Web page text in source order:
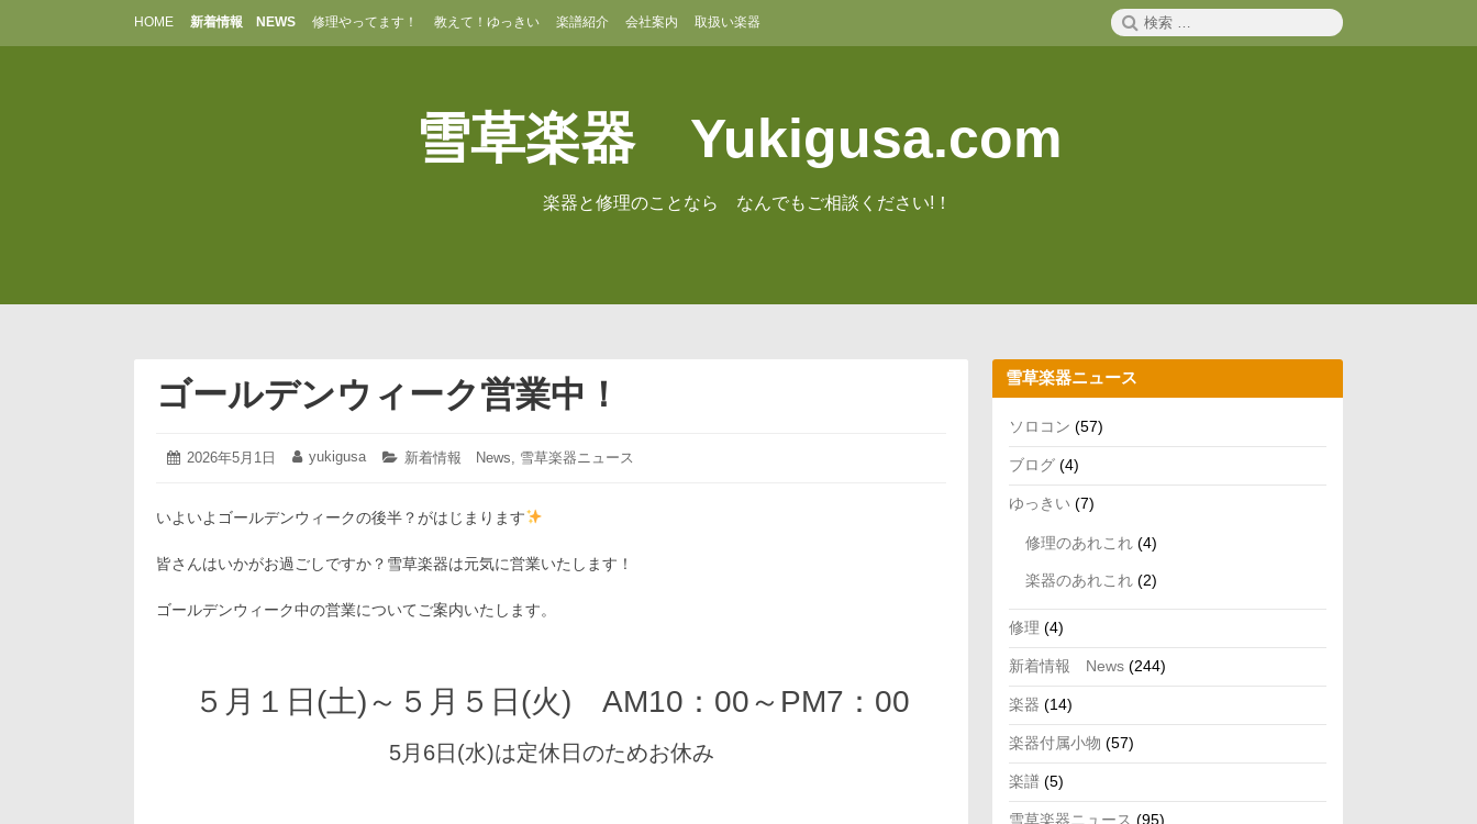
HOME 新着情報 NEWS 修理やってます！ 教えて！ゆっきい 楽譜紹介 会社案内 取扱い楽器
検
索:
雪草楽器 Yukigusa.com
楽器と修理のことなら なんでもご相談ください!！
ゴールデンウィーク営業中！
投
2026年5月1日
2026
月
1
投
yukigusa
カ
リ
新着情報 News, 雪草楽器ニュース
いよいよゴールデンウィークの後半？がはじまります
皆さんはいかがお過ごしですか？雪草楽器は元気に営業いたします！
ゴールデンウィーク中の営業についてご案内いたします。
５月１日(土)～５月５日(火) AM10：00～PM7：00
5月6日(水)は定休日のためお休み
雪草楽器ニュース
ソロコン (57)
ブログ (4)
ゆっきい (7)
修理のあれこれ (4)
楽器のあれこれ (2)
修理 (4)
新着情報 News (244)
楽器 (14)
楽器付属小物 (57)
楽譜 (5)
雪草楽器ニュース (95)